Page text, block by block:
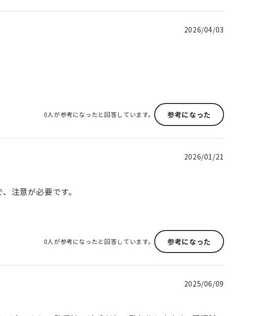
2026/04/03
0人が参考になったと回答しています。 参考になった
2026/01/21
注意が必要です。
0人が参考になったと回答しています。 参考になった
2025/06/09